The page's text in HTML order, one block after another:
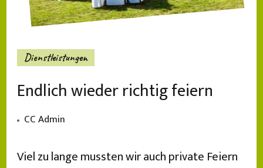
Dienstleistungen
Endlich wieder richtig feiern
CC Admin
Viel zu lange mussten wir auch private Feiern